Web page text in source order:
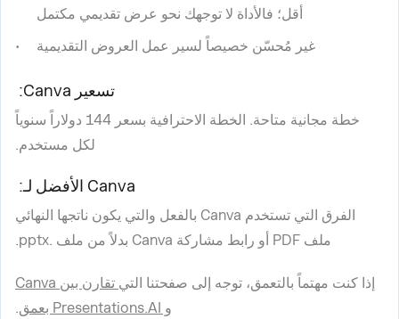
أقل؛ فالأداة لا توجهك نحو عرض تقديمي مكتمل
غير مُحسّن خصيصاً لسير عمل العروض التقديمية
تسعير Canva:
خطة مجانية متاحة. الخطة الاحترافية بسعر 144 دولاراً سنوياً
لكل مستخدم.
Canva الأفضل لـ:
الفرق التي تستخدم Canva بالفعل والتي يكون ناتجها النهائي
ملف PDF أو رابط مشاركة Canva بدلاً من ملف .pptx.
إذا كنت مهتماً بالتعمق، توجه إلى صفحتنا التي
تقارن بين Canva
و Presentations.AI بعمق
.